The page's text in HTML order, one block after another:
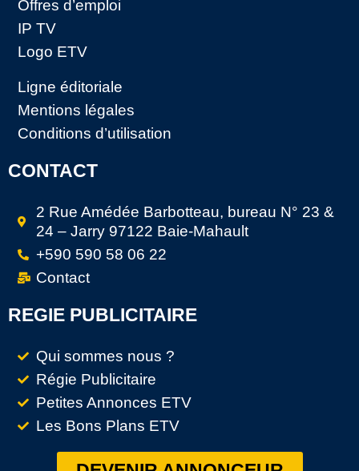
Offres d’emploi
IP TV
Logo ETV
Ligne éditoriale
Mentions légales
Conditions d’utilisation
CONTACT
2 Rue Amédée Barbotteau, bureau N° 23 &
24 – Jarry 97122 Baie-Mahault
+590 590 58 06 22
Contact
REGIE PUBLICITAIRE
Qui sommes nous ?
Régie Publicitaire
Petites Annonces ETV
Les Bons Plans ETV